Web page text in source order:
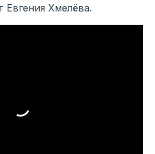
Евгения Хмелёва.